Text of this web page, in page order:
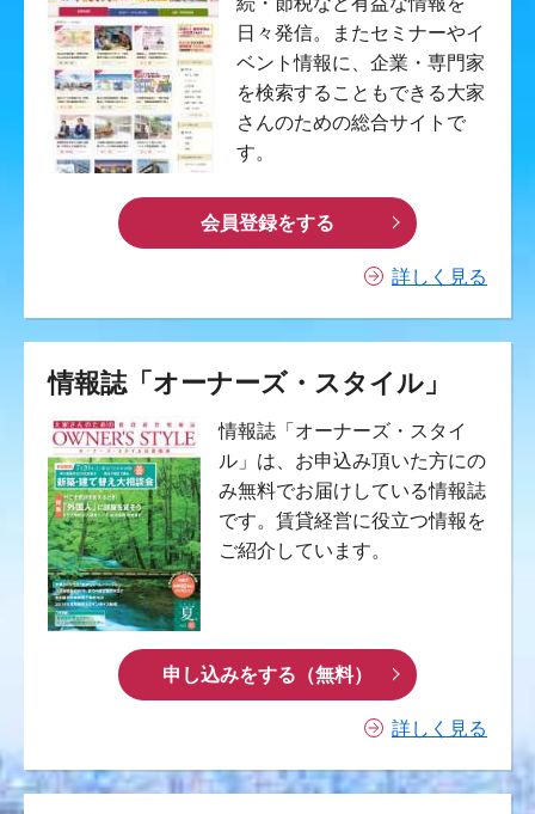
日々発信。またセミナーやイ
ベント情報に、企業・専門家
を検索することもできる大家
さんのための総合サイトで
す。
会員登録をする
詳しく見る
情報誌「オーナーズ・スタイル」
情報誌「オーナーズ・スタイ
ル」は、お申込み頂いた方にの
み無料でお届けしている情報誌
です。賃貸経営に役立つ情報を
ご紹介しています。
申し込みをする（無料）
詳しく見る